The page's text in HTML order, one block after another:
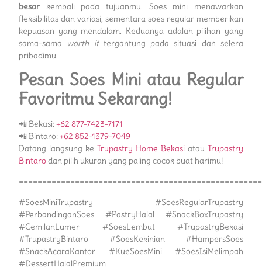
besar kembali pada tujuanmu. Soes mini menawarkan
fleksibilitas dan variasi, sementara soes regular memberikan
kepuasan yang mendalam. Keduanya adalah pilihan yang
sama-sama worth ittergantung pada situasi dan selera
pribadimu.
Pesan Soes Mini atau Regular
Favoritmu Sekarang!
📲 Bekasi: +62 877-7423-7171
📲 Bintaro: +62 852-1379-7049
Datang langsung ke Trupastry Home Bekasi atau Trupastry
Bintarodan pilih ukuran yang paling cocok buat harimu!
#SoesMiniTrupastry #SoesRegularTrupastry
#PerbandinganSoes #PastryHalal #SnackBoxTrupastry
#CemilanLumer #SoesLembut #TrupastryBekasi
#TrupastryBintaro #SoesKekinian #HampersSoes
#SnackAcaraKantor #KueSoesMini #SoesIsiMelimpah
#DessertHalalPremium